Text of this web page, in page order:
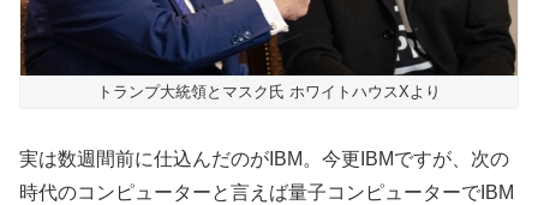
トランプ大統領とマスク氏 ホワイトハウスXより
実は数週間前に仕込んだのがIBM。今更IBMですが、次の
時代のコンピューターと言えば量子コンピューターでIBM